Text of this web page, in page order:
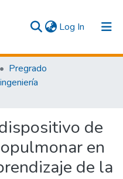
Log In (current)
Pregrado
de
en
de la